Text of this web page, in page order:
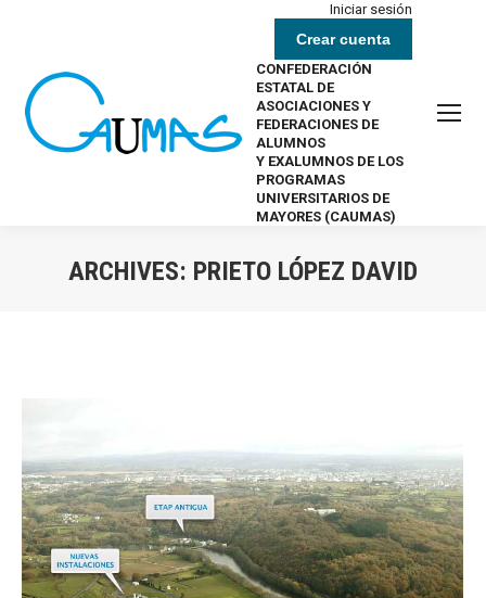
Iniciar sesión
Crear cuenta
CONFEDERACIÓN
ESTATAL DE
ASOCIACIONES Y
FEDERACIONES DE
ALUMNOS
Y EXALUMNOS DE LOS
PROGRAMAS
UNIVERSITARIOS DE
MAYORES (CAUMAS)
ARCHIVES: PRIETO LÓPEZ DAVID